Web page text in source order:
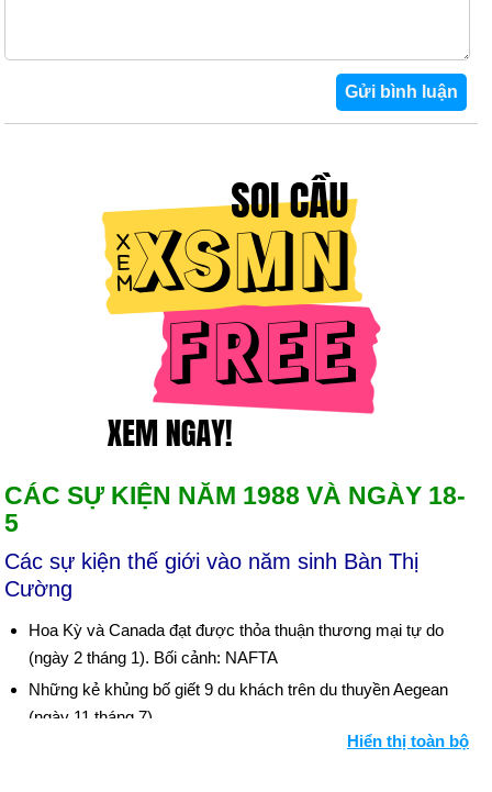
CÁC SỰ KIỆN NĂM 1988 VÀ NGÀY 18-
5
Các sự kiện thế giới vào năm sinh Bàn Thị
Cường
Hoa Kỳ và Canada đạt được thỏa thuận thương mại tự do
(ngày 2 tháng 1). Bối cảnh: NAFTA
Những kẻ khủng bố giết 9 du khách trên du thuyền Aegean
(ngày 11 tháng 7).
Benazir Bhutto, nữ thủ tướng Hồi giáo đầu tiên, được chọn
Hiển thị toàn bộ